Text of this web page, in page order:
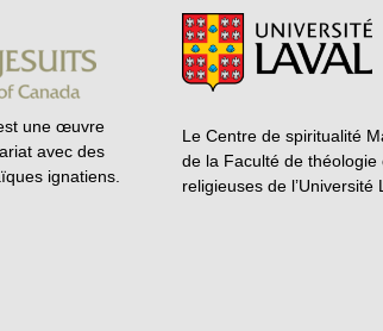
une œuvre
avec des
ignatiens.
Le Centre de spiritualité
de la Faculté de théologie
religieuses de l’Université